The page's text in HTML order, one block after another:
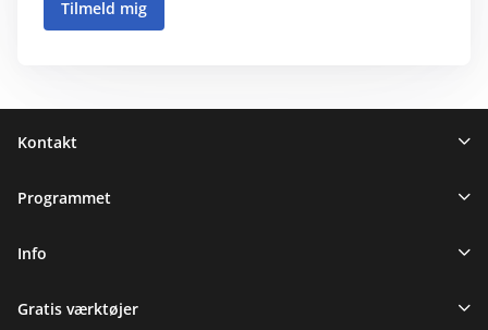
Sidefod
Kontakt
Programmet
Info
Gratis værktøjer